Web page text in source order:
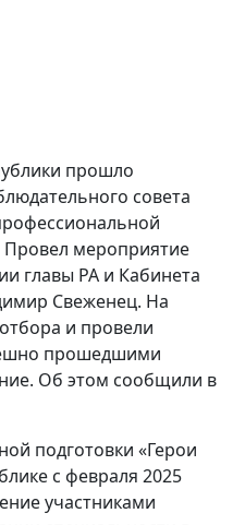
прошло
совета
Провел мероприятие
главы РА и Кабинета
Свеженец. На
и провели
прошедшими
Об этом сообщили в
подготовки «Герои
с февраля 2025
участниками